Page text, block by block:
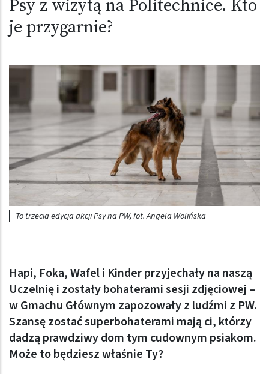
Psy z wizytą na Politechnice. Kto
je przygarnie?
To trzecia edycja akcji Psy na PW, fot. Angela Wolińska
Hapi, Foka, Wafel i Kinder przyjechały na naszą
Uczelnię i zostały bohaterami sesji zdjęciowej –
w Gmachu Głównym zapozowały z ludźmi z PW.
Szansę zostać superbohaterami mają ci, którzy
dadzą prawdziwy dom tym cudownym psiakom.
Może to będziesz właśnie Ty?